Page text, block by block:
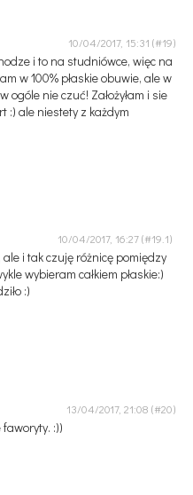
10/04/2017, 15:31
i to na studniówce, więc na
w 100% płaskie obuwie, ale w
ogóle nie czuć! Założyłam i sie
:) ale niestety z każdym
10/04/2017, 16:27
ale i tak czuję różnicę pomiędzy
wybieram całkiem płaskie:)
:)
13/04/2017, 21:08
faworyty. :))